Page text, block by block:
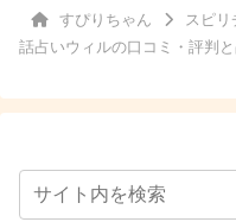
すぴりちゃん スピリ
話占いウィルの口コミ・評判